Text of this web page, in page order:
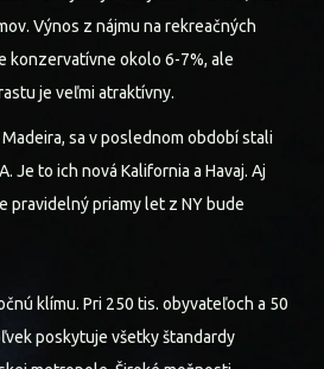
Výnos z nájmu na rekreačných
konzervatívne okolo 6-7%, ale
je veľmi atraktívny.
sa v poslednom období stali
Je to ich nová Kalifornia a Havaj. Aj
pravidelný priamy let z NY bude
klímu. Pri 250 tis. obyvateľoch a 50
poskytuje všetky štandardy